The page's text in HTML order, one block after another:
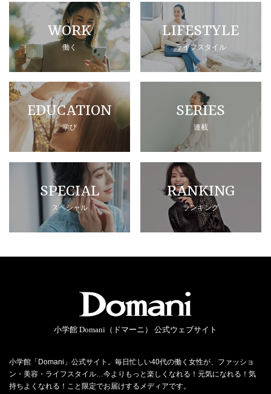
WORK
働く
LIFESTYLE
ライフスタイル
EDUCATION
学び
SERIES
連載
SPECIAL
スペシャル
RANKING
ランキング
小学館 Domani（ドマーニ） 公式ウェブサイト
小学館「Domani」公式サイト。毎日忙しい40代の働く女性が、ファッショ
ン・美容・ライフスタイル…今よりもっと楽しくなれる！元気になれる！気
持ちよくなれる！こと限定でお届けするメディアです。